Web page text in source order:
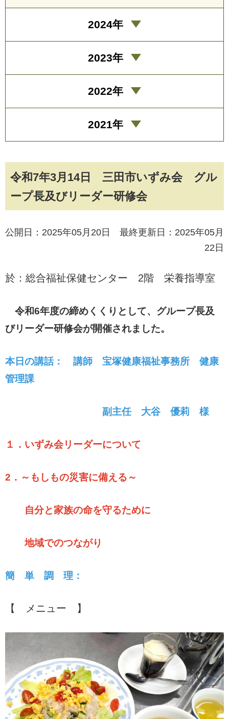
令和7年3月14日 三田市いずみ会 グル
ープ長及びリーダー研修会
公開日：2025年05月20日 最終更新日：2025年05月
22日
於：総合福祉保健センター 2階 栄養指導室
令和6年度の締めくくりとして、グループ長及
びリーダー研修会が開催されました。
本日の講話： 講師 宝塚健康福祉事務所 健康
管理課
副主任 大谷 優莉 様
１．いずみ会リーダーについて
2．～もしもの災害に備える～
自分と家族の命を守るために
地域でのつながり
簡 単 調 理：
【 メニュー 】
2024年
2023年
2022年
2021年